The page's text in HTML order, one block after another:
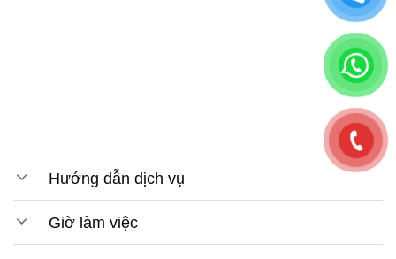
Hướng dẫn dịch vụ
Giờ làm việc